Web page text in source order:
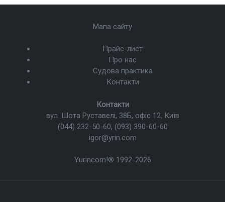
Yurincom!® 1992-2026
Контакти
вул. Шота Руставелі, 38Б, офіс 12, Київ
(044) 232-50-60, (093) 390-60-60
igor@yrin.com
Прайс-лист
Про нас
Судова практика
Контакти
Мапа сайту